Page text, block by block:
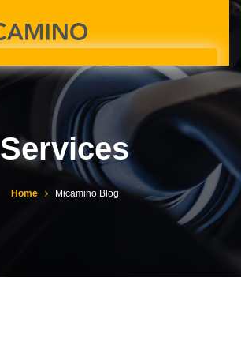
Services
Home Micamino Blog